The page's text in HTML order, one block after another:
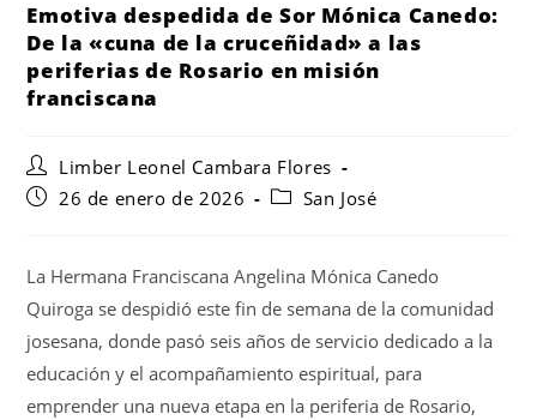
Emotiva despedida de Sor Mónica Canedo:
De la «cuna de la cruceñidad» a las
periferias de Rosario en misión
franciscana
Limber Leonel Cambara Flores
26 de enero de 2026
San José
La Hermana Franciscana Angelina Mónica Canedo
Quiroga se despidió este fin de semana de la comunidad
josesana, donde pasó seis años de servicio dedicado a la
educación y el acompañamiento espiritual, para
emprender una nueva etapa en la periferia de Rosario,